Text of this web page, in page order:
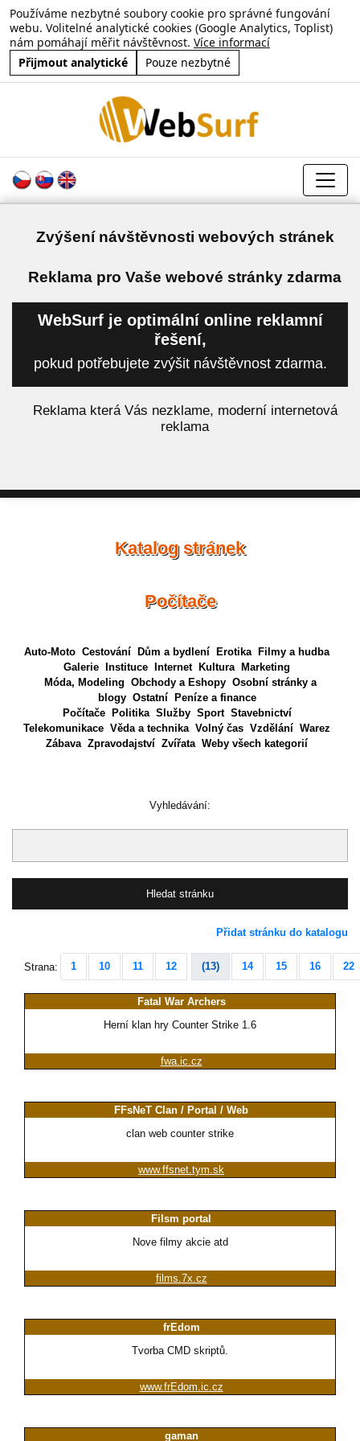
Používáme nezbytné soubory cookie pro správné fungování
webu. Volitelné analytické cookies (Google Analytics, Toplist)
nám pomáhají měřit návštěvnost. Více informací
Přijmout analytické
Pouze nezbytné
Zvýšení návštěvnosti webových stránek
Reklama pro Vaše webové stránky zdarma
WebSurf je optimální online reklamní
řešení,
pokud potřebujete zvýšit návštěvnost zdarma.
Reklama která Vás nezklame, moderní internetová
reklama
Katalog stránek
Počítače
Auto-Moto Cestování Dům a bydlení Erotika
Filmy a hudba
Galerie
Instituce Internet Kultura
Marketing
Móda, Modeling Obchody a Eshopy Osobní stránky a
blogy Ostatní
Peníze a finance
Počítače
Politika Služby Sport Stavebnictví
Telekomunikace Věda a technika Volný čas Vzdělání Warez
Zábava Zpravodajství Zvířata Weby všech kategorií
Vyhledávání:
Přidat stránku do katalogu
Strana: 1 10 11 12 (13) 14 15 16 22
Fatal War Archers
Herní klan hry Counter Strike 1.6
fwa.ic.cz
FFsNeT Clan / Portal / Web
clan web counter strike
www.ffsnet.tym.sk
Filsm portal
Nove filmy akcie atd
films.7x.cz
frEdom
Tvorba CMD skriptů.
www.frEdom.ic.cz
gaman